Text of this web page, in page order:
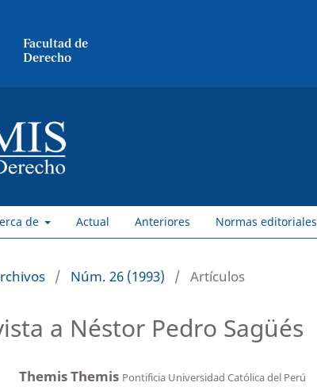
Facultad de
Derecho
de Actual Anteriores Normas editoriales
/ Núm. 26 (1993) / Artículos
a Néstor Pedro Sagüés
Themis Themis Pontificia Universidad Católica del Perú